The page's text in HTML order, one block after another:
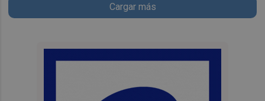
Cargar más